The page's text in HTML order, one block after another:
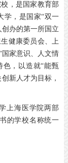
，是国家教育部
学，是国家“双一
办的第一所国立
健康委员会、上
家意识、人文情
色，以造就“能甄
新人才为目标，
上海医学院两部
的学校名称统一